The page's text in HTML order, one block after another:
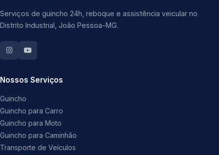
Serviços de guincho 24h, reboque e assistência veicular no
Distrito Industrial, João Pessoa-MG.
Nossos Serviços
Guincho
Guincho para Carro
Guincho para Moto
Guincho para Caminhão
Transporte de Veículos